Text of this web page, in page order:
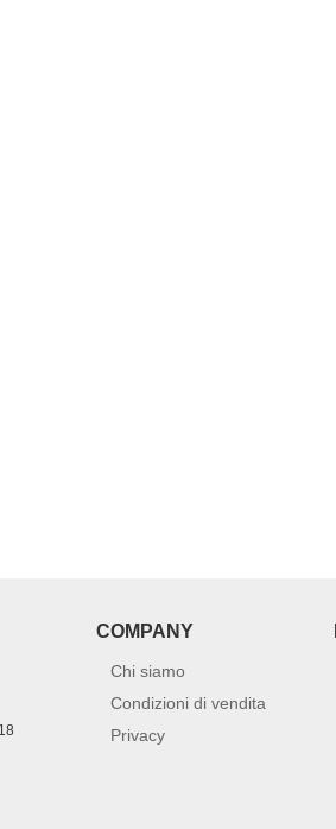
COMPANY
Chi siamo
Condizioni di vendita
Privacy